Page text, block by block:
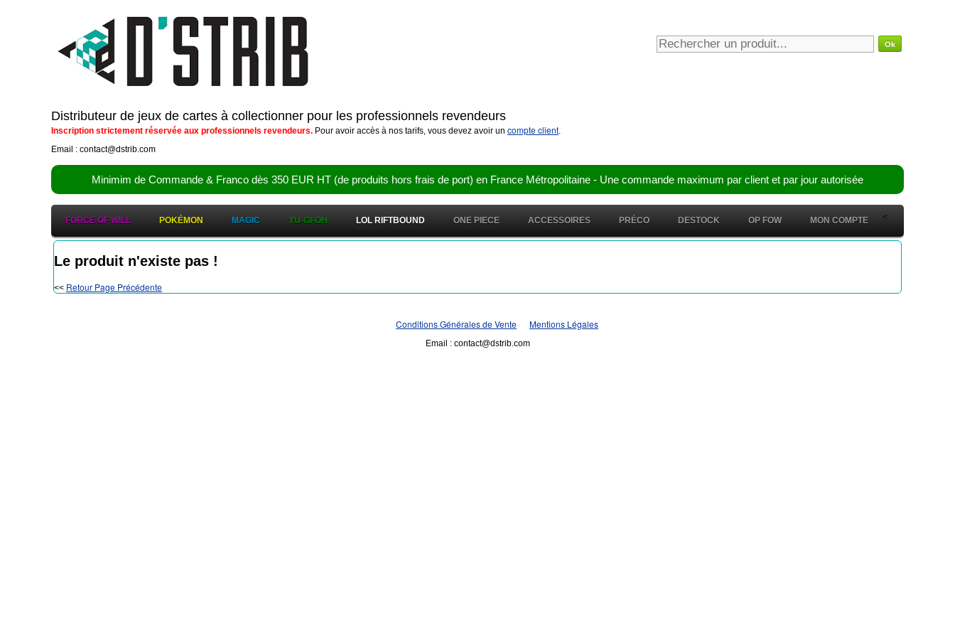
Distributeur de jeux de cartes à collectionner pour les professionnels revendeurs
Inscription strictement réservée aux professionnels revendeurs. Pour avoir accès à nos tarifs, vous devez avoir un compte client.
Email : contact@dstrib.com
Minimim de Commande & Franco dès 350 EUR HT (de produits hors frais de port) en France Métropolitaine - Une commande maximum par client et par jour autorisée
FORCE OF WILL POKÉMON MAGIC YU-GI-OH LOL RIFTBOUND ONE PIECE ACCESSOIRES PRÉCO <
DESTOCK OP FOW MON COMPTE
Le produit n'existe pas !
<< Retour Page Précédente
Conditions Générales de Vente Mentions Légales
Email : contact@dstrib.com